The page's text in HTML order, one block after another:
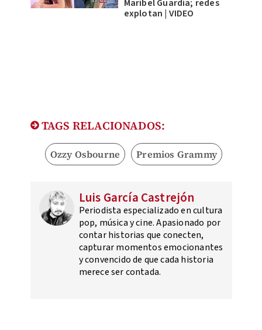
Maribel Guardia; redes
explotan | VIDEO
TAGS RELACIONADOS:
Ozzy Osbourne Premios Grammy
Luis García Castrejón
Periodista especializado en cultura
pop, música y cine. Apasionado por
contar historias que conecten,
capturar momentos emocionantes
y convencido de que cada historia
merece ser contada.